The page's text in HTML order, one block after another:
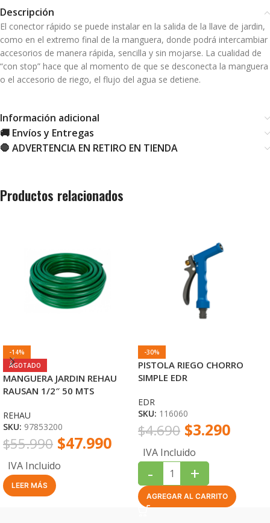
Descripción
El conector rápido se puede instalar en la salida de la llave de jardin,
como en el extremo final de la manguera, donde podrá intercambiar
accesorios de manera rápida, sencilla y sin mojarse. La cualidad de
“con stop” hace que al momento de que se desconecta la manguera
o el accesorio de riego, el flujo del agua se detiene.
Información adicional
🚚 Envíos y Entregas
🛑 ADVERTENCIA EN RETIRO EN TIENDA
Productos relacionados
-14%
AGOTADO
MANGUERA JARDIN REHAU
RAUSAN 1/2″ 50 MTS
REHAU
SKU: 97853200
$55.990 $47.990
IVA Incluido
LEER MÁS
-30%
PISTOLA RIEGO CHORRO
SIMPLE EDR
EDR
SKU: 116060
$4.690 $3.290
IVA Incluido
- +
AGREGAR AL CARRITO